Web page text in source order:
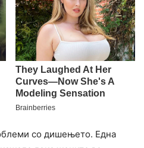
со дишењето. Една